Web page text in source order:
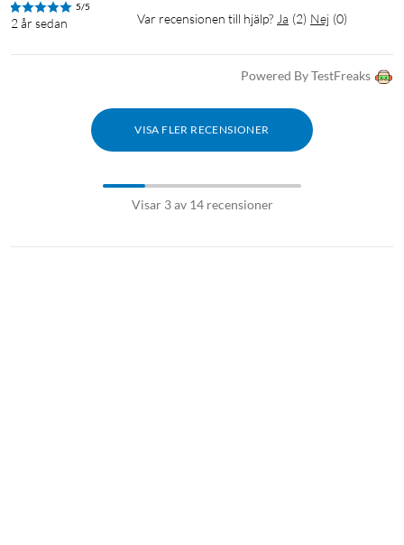
5/5
2 år sedan Var recensionen till hjälp? Ja (2) Nej (0)
Powered By TestFreaks
VISA FLER RECENSIONER
Visar 3 av 14 recensioner